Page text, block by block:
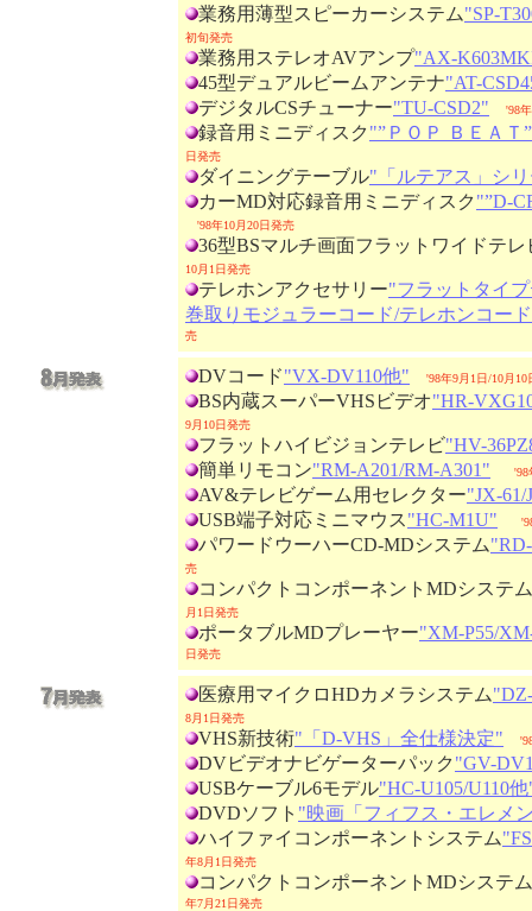
業務用薄型スピーカーシステム"SP-
初旬発売
業務用ステレオAVアンプ"AX-
45型デュアルビームアンテナ"AT-
デジタルCSチューナー"TU-CSD2" '98
録音用ミニディスク "”ＰＯＰ ＢＥＡＴ
日発売
ダイニングテーブル"「ルテアス」シ
カーMD対応録音用ミニディスク "”D-
'98年10月20日発売
36型BSマルチ画面フラットワイドテレ
10月1日発売
テレホンアクセサリー"フラットタイ
巻取りモジュラーコード/テレホンコー
売
DVコード"VX-DV110他" '98年9月1日/10月10
BS内蔵スーパーVHSビデオ"HR-
9月10日発売
フラットハイビジョンテレビ"HV-
簡単リモコン"RM-A201/RM-A301" '98
AV&テレビゲーム用セレクター"JX-61/
USB端子対応ミニマウス"HC-M1U"
パワードウーハーCD-MDシステム
売
コンパクトコンポーネントMDシステム
月1日発売
ポータブルMDプレーヤー"XM-P55/
日発売
医療用マイクロHDカメラシステム
8月1日発売
VHS新技術"「D-VHS」全仕様決定"
DVビデオナビゲーターパック "GV-
USBケーブル6モデル"HC-U105/U110
DVDソフト "映画「フィフス・エレメ
ハイファイコンポーネントシステム
年8月1日発売
コンパクトコンポーネントMDシステム
年7月21日発売